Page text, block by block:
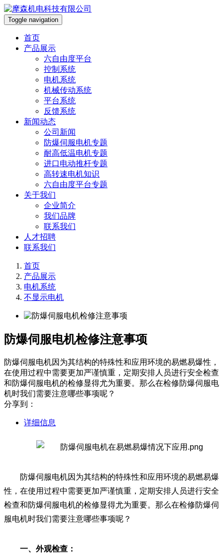
Toggle navigation
首页
产品展示
六自由度平台
控制系统
电机系统
机械传动系统
平台系统
反馈系统
新闻动态
公司新闻
防爆伺服电机专题
耐高低温电机专题
进口电动推杆专题
高转速电机知识
六自由度平台专题
关于我们
企业简介
我们品牌
联系我们
人才招聘
联系我们
首页
产品展示
电机系统
不显示电机
防爆伺服电机检修注意事项
防爆伺服电机因为其结构的特殊性和应用环境的易燃易爆性，
在使用过程中需要更加严谨慎重，定期安排人员进行安全检查
和防爆伺服电机的检修显得尤为重要。那么在检修防爆伺服电
机时我们需要注意哪些事项呢？
分享到：
详细信息
防爆伺服电机因为其结构的特殊性和应用环境的易燃易爆
性，在使用过程中需要更加严谨慎重，定期安排人员进行安全
检查和防爆伺服电机的检修显得尤为重要。那么在检修防爆伺
服电机时我们需要注意哪些事项呢？
一、外观检查：